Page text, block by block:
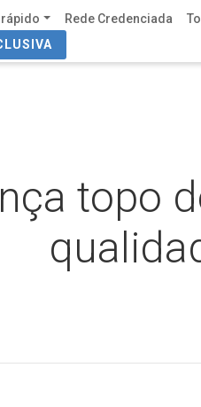
Rede Credenciada
topo